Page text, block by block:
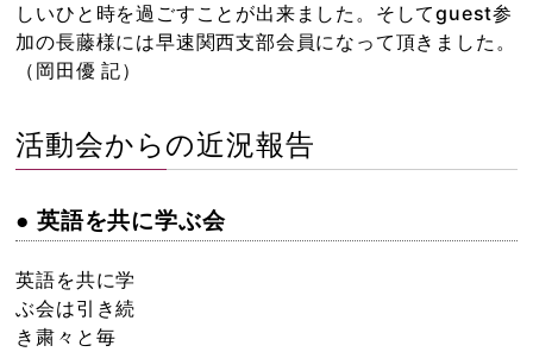
しいひと時を過ごすことが出来ました。そしてguest参
加の長藤様には早速関西支部会員になって頂きました。
（岡田優 記）
活動会からの近況報告
● 英語を共に学ぶ会
英語を共に学
ぶ会は引き続
き粛々と毎